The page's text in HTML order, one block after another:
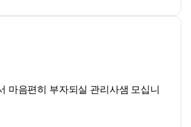
마음편히 부자되실 관리사샘 모십니